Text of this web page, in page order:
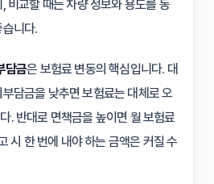
비교할 때는 차량 정보와 용도를 동
니다.
담금은 보험료 변동의 핵심입니다. 대
담금을 낮추면 보험료는 대체로 오
. 반대로 면책금을 높이면 월 보험료
시 한 번에 내야 하는 금액은 커질 수